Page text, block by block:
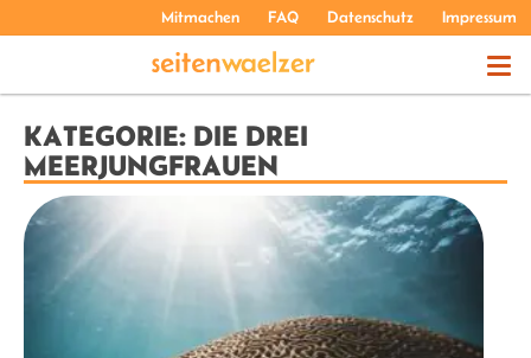
Mitmachen FAQ Datenschutz Impressum
THEMEN
PODCASTS
KATEGORIE: DIE DREI
MEERJUNGFRAUEN